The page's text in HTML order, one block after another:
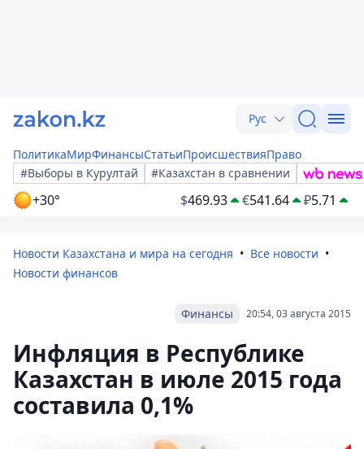
Рус
ПолитикаМирФинансыСтатьиПроисшествияПраво
#Выборы в Курултай
#Казахстан в сравнении
+30° $469.93 €541.64 ₽5.71
Новости Казахстана и мира на сегодня
Все новости
Новости финансов
20:54, 03 августа 2015
Финансы
Инфляция в Республике
Казахстан в июле 2015 года
составила 0,1%